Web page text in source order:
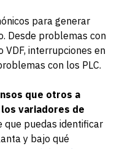
para generar
Desde problemas con
VDF, interrupciones en
con los PLC.
que otros a
variadores de
que puedas identificar
y bajo qué